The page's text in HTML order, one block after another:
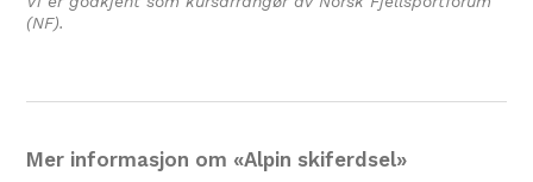
(NF).
Mer informasjon om «Alpin skiferdsel»